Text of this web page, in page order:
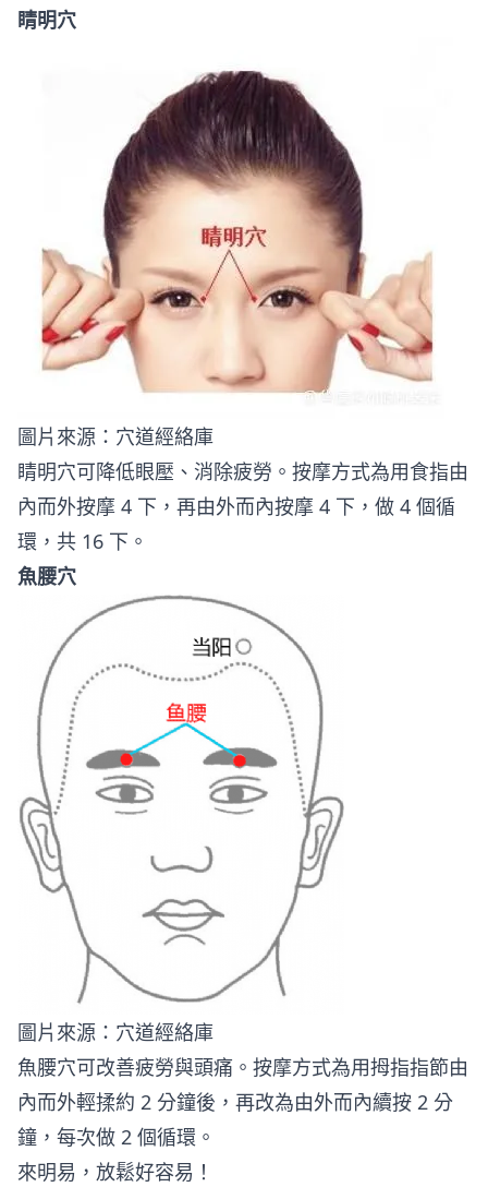
睛明穴
圖片來源： 穴道經絡庫
睛明穴可降低眼壓、消除疲勞。按摩方式為用食指由
內而外按摩 4 下，再由外而內按摩 4 下，做 4 個循
環，共 16 下。
魚腰穴
圖片來源： 穴道經絡庫
魚腰穴可改善疲勞與頭痛。按摩方式為用拇指指節由
內而外輕揉約 2 分鐘後，再改為由外而內續按 2 分
鐘，每次做 2 個循環。
來明易，放鬆好容易！